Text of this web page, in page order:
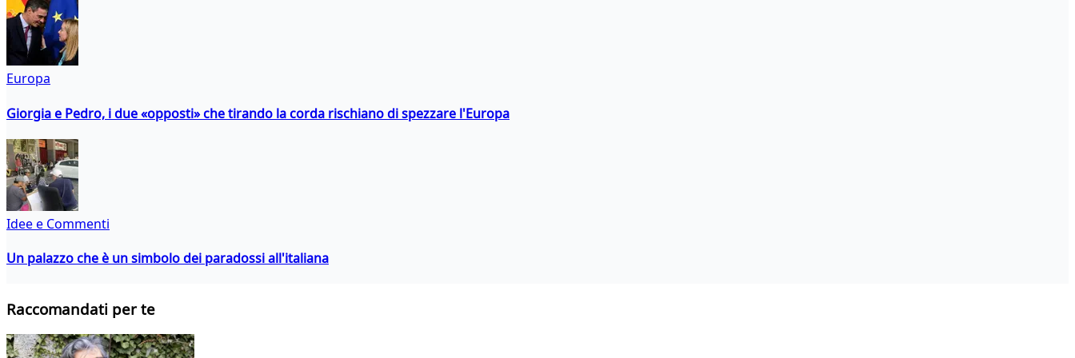
Europa
Giorgia e Pedro, i due «opposti» che tirando la corda rischiano di spezzare l'Europa
Idee e Commenti
Un palazzo che è un simbolo dei paradossi all'italiana
Raccomandati per te